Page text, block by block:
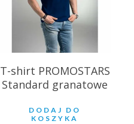
T-shirt PROMOSTARS
Standard granatowe
DODAJ DO
KOSZYKA